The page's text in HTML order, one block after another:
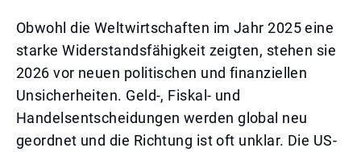
Obwohl die Weltwirtschaften im Jahr 2025 eine
starke Widerstandsfähigkeit zeigten, stehen sie
2026 vor neuen politischen und finanziellen
Unsicherheiten. Geld-, Fiskal- und
Handelsentscheidungen werden global neu
geordnet und die Richtung ist oft unklar. Die US-